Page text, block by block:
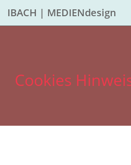
IBACH | MEDIENdesign
Cookies